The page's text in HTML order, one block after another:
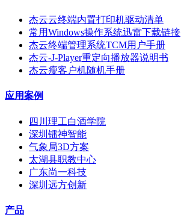
杰云云终端内置打印机驱动清单
常用Windows操作系统迅雷下载链接
杰云终端管理系统TCM用户手册
杰云-J-Player重定向播放器说明书
杰云瘦客户机随机手册
应用案例
四川理工白酒学院
深圳镭神智能
气象局3D方案
太湖县职教中心
广东尚一科技
深圳远方创新
产品